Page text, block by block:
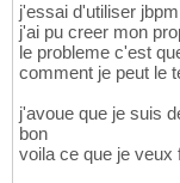
j'essai d'utiliser jbpm
j'ai pu creer mon
le probleme c'est
comment je peut le
j'avoue que je suis
bon
voila ce que je veux